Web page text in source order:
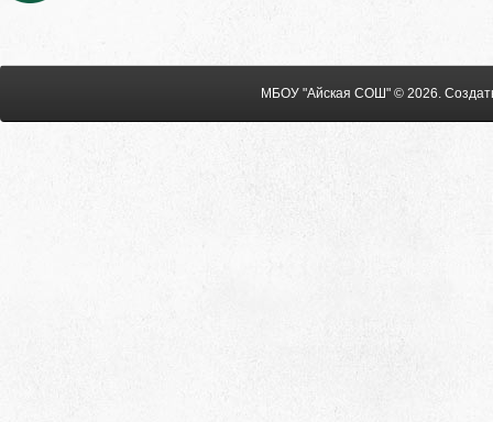
МБОУ "Айская СОШ" © 2026.